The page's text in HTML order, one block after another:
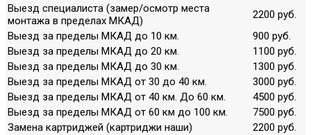
Выезд специалиста (замер/осмотр места
монтажа в пределах МКАД)
2200 руб.
Выезд за пределы МКАД до 10 км.
900 руб.
Выезд за пределы МКАД до 20 км.
1100 руб.
Выезд за пределы МКАД до 30 км.
1300 руб.
Выезд за пределы МКАД от 30 до 40 км.
3000 руб.
Выезд за пределы МКАД от 40 км. До 60 км.
4500 руб.
Выезд за пределы МКАД от 60 км до 100 км.
7500 руб.
Замена картриджей (картриджи наши)
2200 руб.